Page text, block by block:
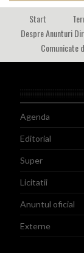
Start
Despre Anunturi
Comunicate
Agenda
Editorial
Super
Licitatii
Anuntul oficial
Externe